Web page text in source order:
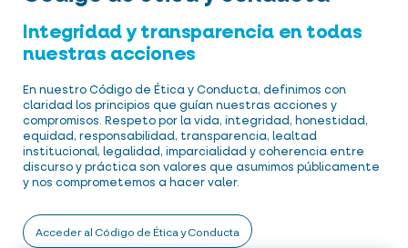
Integridad y transparencia en todas
nuestras acciones
En nuestro Código de Ética y Conducta, definimos con
claridad los principios que guían nuestras acciones y
compromisos. Respeto por la vida, integridad, honestidad,
equidad, responsabilidad, transparencia, lealtad
institucional, legalidad, imparcialidad y coherencia entre
discurso y práctica son valores que asumimos públicamente
y nos comprometemos a hacer valer.
Acceder al Código de Ética y Conducta